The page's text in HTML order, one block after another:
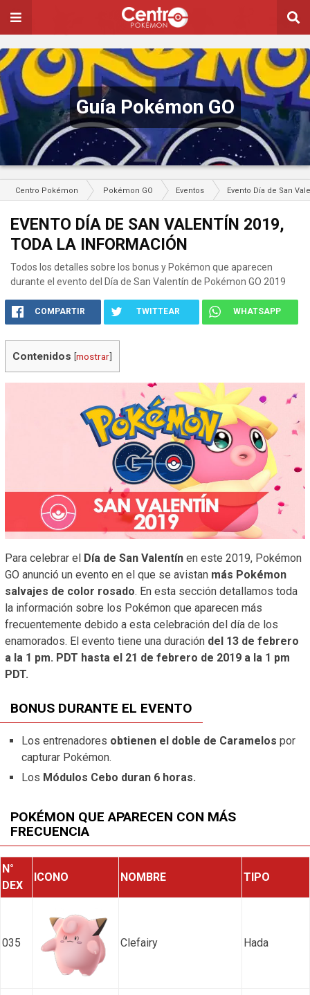
Guía Pokémon GO
Centro Pokémon Pokémon GO Eventos Evento Día de San
EVENTO DÍA DE SAN VALENTÍN 2019,
TODA LA INFORMACIÓN
Todos los detalles sobre los bonus y Pokémon que aparecen
durante el evento del Día de San Valentín de Pokémon GO 2019
COMPARTIR TWITTEAR WHATSAPP
Contenidos [mostrar]
Para celebrar el Día de San Valentín en este 2019, Pokémon
GO anunció un evento en el que se avistan más Pokémon
salvajes de color rosado. En esta sección detallamos toda
la información sobre los Pokémon que aparecen más
frecuentemente debido a esta celebración del día de los
enamorados. El evento tiene una duración del 13 de febrero
a la 1 pm. PDT hasta el 21 de febrero de 2019 a la 1 pm
PDT.
BONUS DURANTE EL EVENTO
Los entrenadores obtienen el doble de Caramelos por
capturar Pokémon.
Los Módulos Cebo duran 6 horas.
POKÉMON QUE APARECEN CON MÁS
FRECUENCIA
N°
DEX
ICONO NOMBRE TIPO
035 Clefairy Hada